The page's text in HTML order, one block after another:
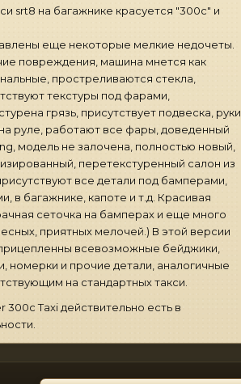
srt8 на багажнике красуется "300с" и
еще некоторые мелкие недочеты.
повреждения, машина мнется как
простреливаются стекла,
текстуры под фарами,
грязь, присутствует подвеска, руки
руле, работают все фары, доведенный
модель не залочена, полностью новый,
перетекстуренный салон из
все детали под бамперами,
в багажнике, капоте и т.д. Красивая
сеточка на бамперах и еще много
приятных мелочей.) В этой версии
всевозможные бейджики,
номерки и прочие детали, аналогичные
на стандартных такси.
300c Taxi действительно есть в